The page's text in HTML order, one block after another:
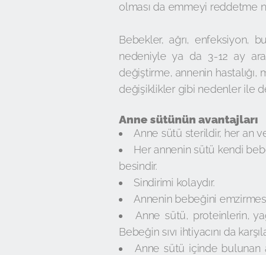
olması da emmeyi reddetme
Bebekler, ağrı, enfeksiyon,
nedeniyle ya da 3-12 ay
değiştirme, annenin
değişiklikler gibi nedenler ile
Anne sütünün avantajları
Anne sütü sterildir, her an
Her annenin sütü kendi
besindir.
Sindirimi kolaydır.
Annenin bebeğini
Anne sütü, proteinlerin,
Bebeğin sıvı ihtiyacını da
Anne sütü içinde bulunan